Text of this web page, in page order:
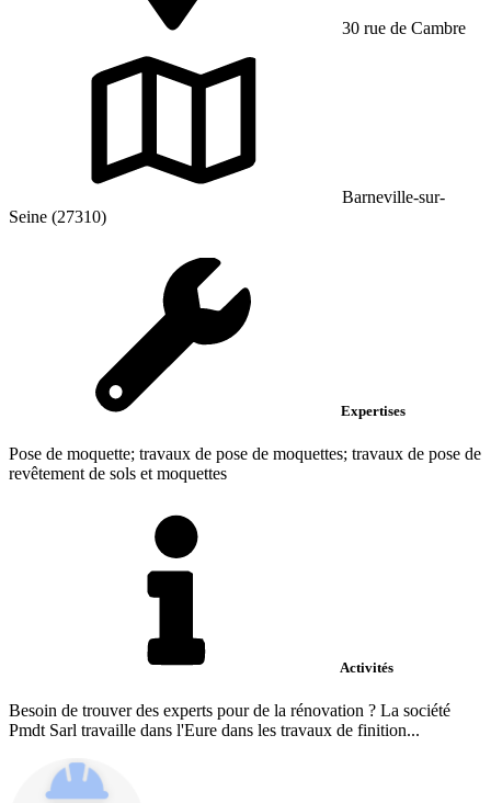
30 rue de Cambre
Barneville-sur-
Seine (27310)
Expertises
Pose de moquette; travaux de pose de moquettes; travaux de pose de
revêtement de sols et moquettes
Activités
Besoin de trouver des experts pour de la rénovation ? La société
Pmdt Sarl travaille dans l'Eure dans les travaux de finition...